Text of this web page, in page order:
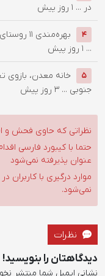
در ... 1 روز پیش
4
... 1 روز پیش
5
خانه معدن، بازوی
جنوبی ... 3 روز پیش
نظراتی که حاوی فحش و
حتما با کیبورد فارسی
عنوان پذیرفته نمی‌شود
موارد درگیری با کاربران
نمی‌شود.
نظرات
دیدگاهتان را بنویسید!
نشانی ایمیل شما منتشر